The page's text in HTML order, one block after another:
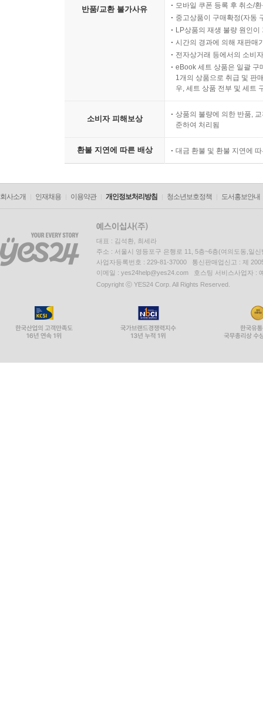
반품/교환 불가사유
모바일 쿠폰 등록 후 취소/
중고상품이 구매확정(자동
LP상품의 재생 불량 원인
시간의 경과에 의해 재판매
전자상거래 등에서의 소비
eBook 세트 상품은 일괄 구
1개의 상품으로 취급 및 판
우, 세트 상품 전부 및 세트
소비자 피해보상
상품의 불량에 의한 반품,
준하여 처리됨
환불 지연에 따른 배상 대금 환불 및 환불 지연에
회사소개 인재채용 이용약관 개인정보처리방침 청소년보호정책 도서홍보안내
대표 : 김석환, 최세라
주소 : 서울시 영등포구 은행로 11, 5층~6층(여의도동,일신
사업자등록번호 : 229-81-37000 통신판매업신고 : 제
이메일 : yes24help@yes24.com 호스팅 서비스사업자 :
Copyright ⓒ YES24 Corp. All Rights Reserved.